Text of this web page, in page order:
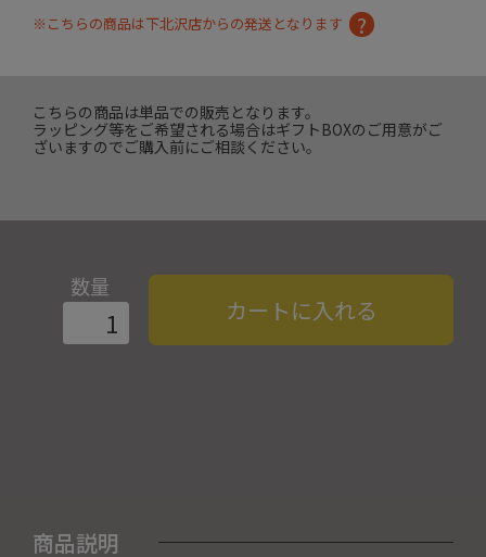
※こちらの商品は下北沢店からの発送となります
こちらの商品は単品での販売となります。
ラッピング等をご希望される場合はギフトBOXのご用意がご
ざいますのでご購入前にご相談ください。
数量
カートに入れる
商品説明